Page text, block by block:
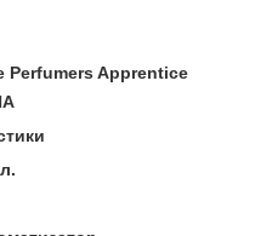
Perfumers Apprentice